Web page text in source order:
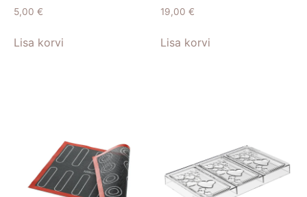
5,00 €
Lisa korvi
19,00 €
Lisa korvi